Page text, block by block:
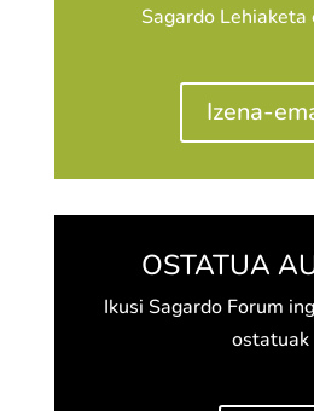
Sagardo Lehiaketa
Izena-
OSTATUA
Ikusi Sagardo Forum
ostatuak